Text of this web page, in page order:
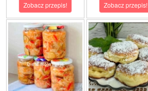
Zobacz przepis! Zobacz przepis!